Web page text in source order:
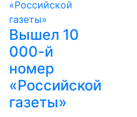
Вышел 10
000-й
номер
«Российской
газеты»